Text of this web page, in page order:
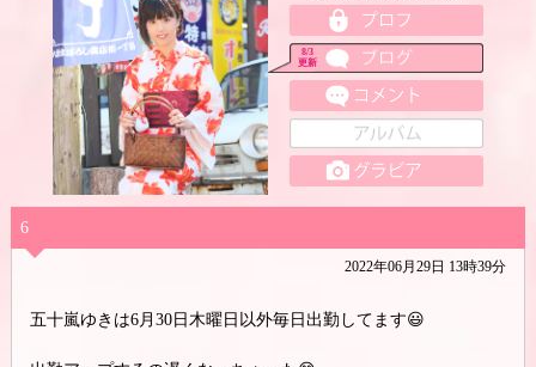
8/3
更新
6
2022年06月29日 13時39分
五十嵐ゆきは6月30日木曜日以外毎日出勤してます😃